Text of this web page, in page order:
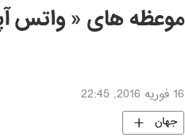
موعظه های « واتس
16 فوریه 2016, 22:45
جهان